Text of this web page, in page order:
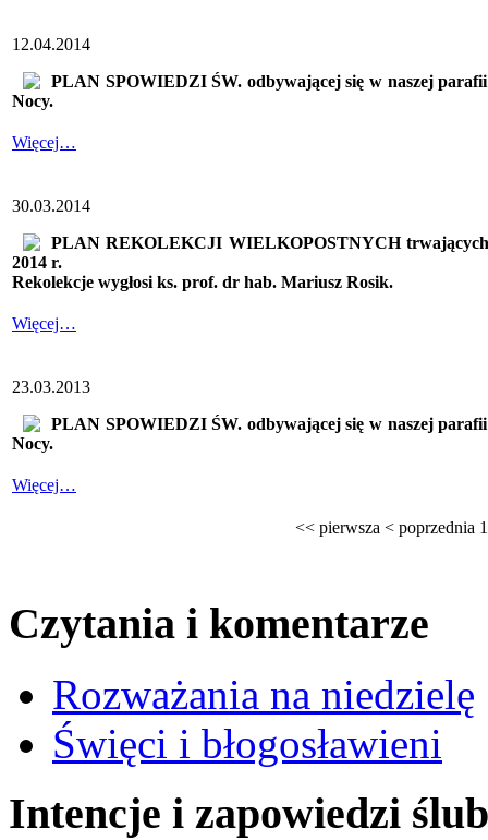
12.04.2014
PLAN SPOWIEDZI ŚW. odbywającej się w naszej
Nocy.
Więcej…
30.03.2014
PLAN REKOLEKCJI WIELKOPOSTNYCH
2014 r.
Rekolekcje wygłosi ks. prof. dr hab. Mariusz Rosik.
Więcej…
23.03.2013
PLAN SPOWIEDZI ŚW. odbywającej się w naszej
Nocy.
Więcej…
<< pierwsza < poprzednia 1
Czytania i komentarze
Rozważania na niedzielę
Święci i błogosławieni
Intencje i zapowiedzi